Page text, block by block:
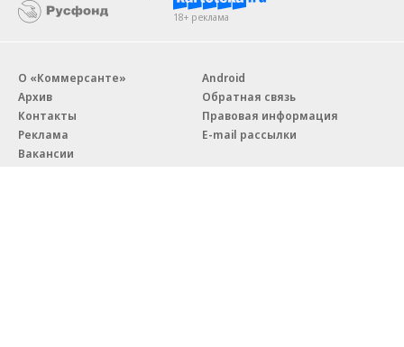
18+ реклама
О «Коммерсанте»
Архив
Контакты
Реклама
Вакансии
Android
Обратная связь
Правовая информация
E-mail рассылки